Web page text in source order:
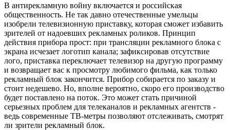
В антирекламную войну включается и российская
общественность. Не так давно отечественные умельцы
изобрели телевизионную приставку, которая сможет избавить
зрителей от надоевших рекламных роликов. Принцип
действия прибора прост: при трансляции рекламного блока с
экрана исчезает логотип канала; зафиксировав отсутствие
лого, приставка переключает телевизор на другую программу
и возвращает вас к просмотру любимого фильма, как только
рекламный блок закончится. Прибор собирается по заказу и
стоит недешево. Но, вполне вероятно, скоро его производство
будет поставлено на поток. Это может стать причиной
серьезных проблем для телеканалов и рекламных агентств -
ведь современные ТВ-метры позволяют отслеживать, смотрят
ли зрители рекламный блок.